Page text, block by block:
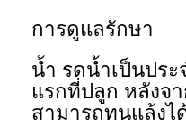
การดูแลรักษา
น้ำ รดน้ำเป็นประ
แรกที่ปลูก หลังจ
สามารถทนแล้งไ